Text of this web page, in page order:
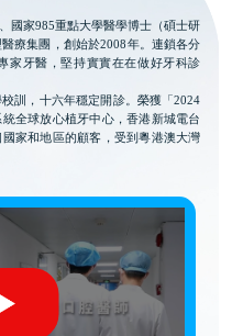
國家985重點大學醫學博士（碩士研
療集團，創始於2008年。連鎖各分
家牙醫，堅持實實在在做好牙科診
訓，十六年穩定開診。榮獲「2024
全球放心植牙中心，香港新城電台
家和地區的顧客，受到粵港澳大灣